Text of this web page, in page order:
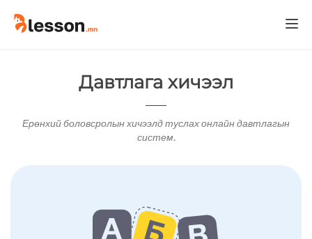
Давтлага хичээл
Ерөнхий боловсролын хичээлд туслах онлайн давтлагын
систем.